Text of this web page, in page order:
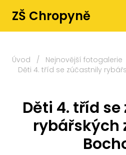
ZŠ Chropyně
Úvod / Nejnovější fotogalerie
Děti 4. tříd se zúčastnily
Děti 4. tříd
rybářských